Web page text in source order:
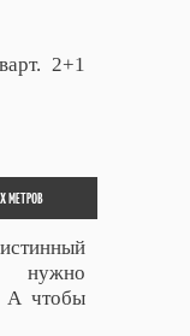
2+1
МЕТРОВ
нужно
А чтобы